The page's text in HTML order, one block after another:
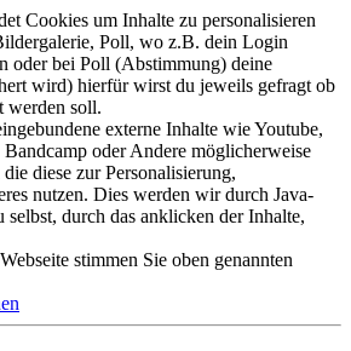
Cookies um Inhalte zu personalisieren
Poll, wo z.B. dein Login
oder bei Poll (Abstimmung) deine
wird) hierfür wirst du jeweils gefragt ob
werden soll.
externe Inhalte wie Youtube,
oder Andere möglicherweise
diese zur Personalisierung,
nutzen. Dies werden wir durch Java-
selbst, durch das anklicken der Inhalte,
stimmen Sie oben genannten